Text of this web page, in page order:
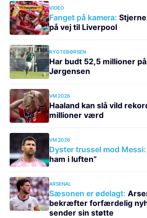
VIDEO
Fanget på kamera:
på vej til Liverpool
RYGTEBØRSEN
Har budt 52,5 millioner
Jørgensen
VM 2026
Haaland kan slå vild
millioner værd
VM 2026
Dyster trussel mod Messi:
ham i luften”
ARSENAL
Sæsonen er ødelagt:
bekræfter forfærdelig
sender sin støtte